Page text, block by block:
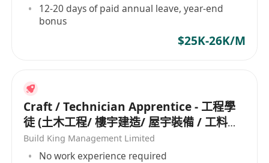
參與招標議價、盤點物料、控制浪費；
可替代項目經理處理日常地盤對外對內事
超時津貼、工地津貼、假期跟勞工法例
良好晉升階梯：現場監督 → 助理項目經理 → 項
目經理
有意可即時面試、盡快上班
12-20 days of paid annual leave, year-end
bonus
$25K-26K/M
Craft / Technician Apprentice - 工程學
徒 (土木工程/ 樓宇建造/ 屋宇裝備 / 工料測
量/ 工地測量/ 機械維修/ 冷氣設備)
Build King Management Limited
No work experience required